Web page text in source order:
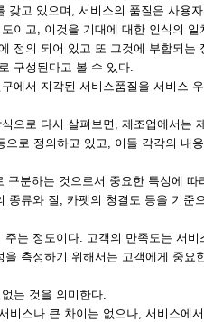
갖고 있으며, 서비스의 품질은 사용
이고, 이것을 기대에 대한 인식의
정의 되어 있고 또 그것에 부합되는
구성된다고 볼 수 있다.
에서 지각된 서비스품질을 서비스
으로 다시 살펴보면, 제조업에서는
로 정의하고 있고, 이들 각각의 내
분하는 것으로서 중요한 특성에
종류와 질, 카펫의 청결도 등을 기준
는 정도이다. 고객의 만족도는 서
측정하기 위해서는 고객에게 중요
는 것을 의미한다.
비스나 큰 차이는 없으나, 서비스에